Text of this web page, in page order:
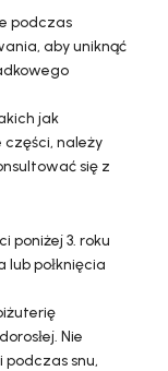
podczas
aby uniknąć
jak
części, należy
się z
poniżej 3. roku
lub połknięcia
Nie
snu,